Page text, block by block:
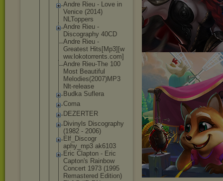
Andre Rieu - Love in
Venice (2014)
NLToppers
Andre Rieu -
Discography 40CD
Andre Rieu -
Greatest Hits[Mp3][w
ww.lokotorrents.com]
Andre Rieu-The 100
Most Beautiful
Melodies(2007)MP3
Nlt-release
Budka Suflera
Coma
DEZERTER
Divinyls Discography
(1982 - 2006)
Elf_Discogr
aphy_mp3 ak6103
Eric Clapton - Eric
Capton's Rainbow
Concert 1973 (1995
Remastered Edition)